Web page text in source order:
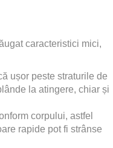
caracteristici mici,
ușor peste straturile de
la atingere, chiar și
corpului, astfel
rapide pot fi strânse